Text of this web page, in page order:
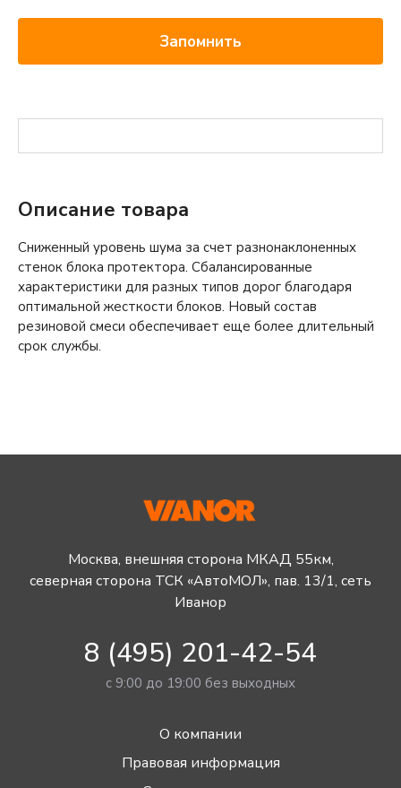
Запомнить
Описание товара
Сниженный уровень шума за счет разнонаклоненных
стенок блока протектора. Сбалансированные
характеристики для разных типов дорог благодаря
оптимальной жесткости блоков. Новый состав
резиновой смеси обеспечивает еще более длительный
срок службы.
Москва, внешняя сторона МКАД 55км,
северная сторона ТСК «АвтоМОЛ», пав. 13/1, сеть
Иванор
8 (495) 201-42-54
с 9:00 до 19:00 без выходных
О компании
Правовая информация